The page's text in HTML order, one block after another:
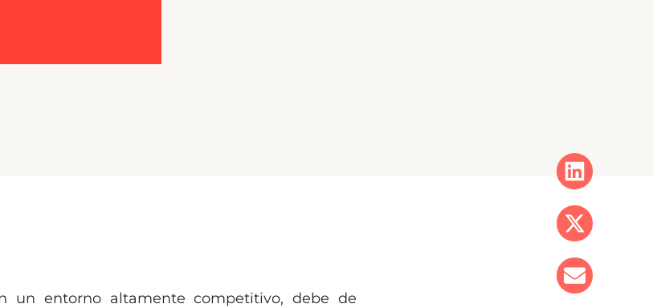
un entorno altamente competitivo, debe de